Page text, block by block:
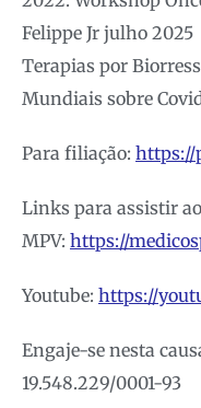
Felippe Jr julho 2025
Terapias por
Mundiais sobre
Para filiação: https://
Links para assistir
MPV: https://
Youtube: https://
Engaje-se nesta
19.548.229/0001-93